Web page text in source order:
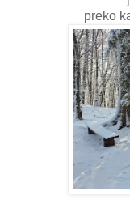
preko